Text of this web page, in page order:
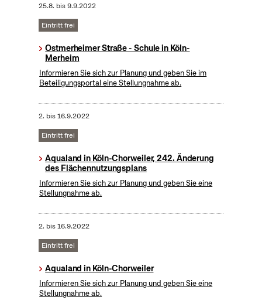
25.8. bis9.9.2022
Eintritt frei
Ostmerheimer Straße - Schule in Köln-
Merheim
Informieren Sie sich zur Planung und geben Sie im
Beteiligungsportal eine Stellungnahme ab.
2. bis16.9.2022
Eintritt frei
Aqualand in Köln-Chorweiler, 242. Änderung
des Flächennutzungsplans
Informieren Sie sich zur Planung und geben Sie eine
Stellungnahme ab.
2. bis16.9.2022
Eintritt frei
Aqualand in Köln-Chorweiler
Informieren Sie sich zur Planung und geben Sie eine
Stellungnahme ab.